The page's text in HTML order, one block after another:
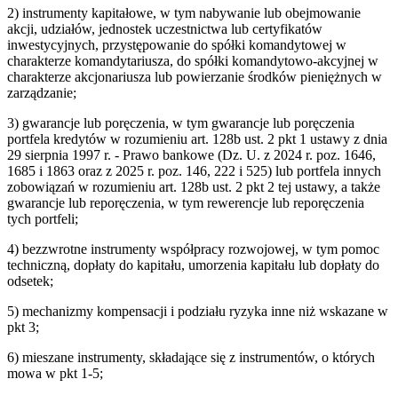
2) instrumenty kapitałowe, w tym nabywanie lub obejmowanie
akcji, udziałów, jednostek uczestnictwa lub certyfikatów
inwestycyjnych, przystępowanie do spółki komandytowej w
charakterze komandytariusza, do spółki komandytowo-akcyjnej w
charakterze akcjonariusza lub powierzanie środków pieniężnych w
zarządzanie;
3) gwarancje lub poręczenia, w tym gwarancje lub poręczenia
portfela kredytów w rozumieniu art. 128b ust. 2 pkt 1 ustawy z dnia
29 sierpnia 1997 r. - Prawo bankowe (Dz. U. z 2024 r. poz. 1646,
1685 i 1863 oraz z 2025 r. poz. 146, 222 i 525) lub portfela innych
zobowiązań w rozumieniu art. 128b ust. 2 pkt 2 tej ustawy, a także
gwarancje lub reporęczenia, w tym rewerencje lub reporęczenia
tych portfeli;
4) bezzwrotne instrumenty współpracy rozwojowej, w tym pomoc
techniczną, dopłaty do kapitału, umorzenia kapitału lub dopłaty do
odsetek;
5) mechanizmy kompensacji i podziału ryzyka inne niż wskazane w
pkt 3;
6) mieszane instrumenty, składające się z instrumentów, o których
mowa w pkt 1-5;